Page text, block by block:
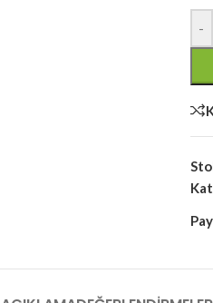
-